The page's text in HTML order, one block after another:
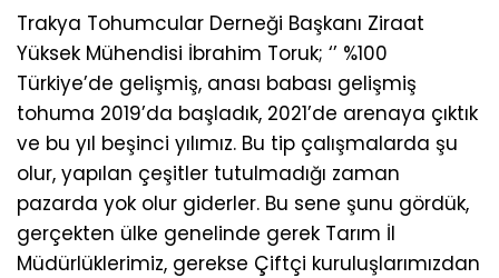
Trakya Tohumcular Derneği Başkanı Ziraat
Yüksek Mühendisi İbrahim Toruk; ‘’ %100
Türkiye’de gelişmiş, anası babası gelişmiş
tohuma 2019’da başladık, 2021’de arenaya çıktık
ve bu yıl beşinci yılımız. Bu tip çalışmalarda şu
olur, yapılan çeşitler tutulmadığı zaman
pazarda yok olur giderler. Bu sene şunu gördük,
gerçekten ülke genelinde gerek Tarım İl
Müdürlüklerimiz, gerekse Çiftçi kuruluşlarımızdan